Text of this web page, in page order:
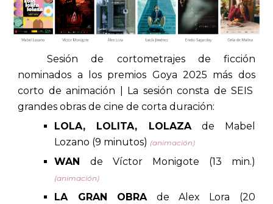
Sesión de cortometrajes de ficción
nominados a los premios Goya 2025 más dos
corto de animación | La sesión consta deSEIS
grandes obras de cine de corta duración:
LOLA, LOLITA, LOLAZA
de Mabel
Lozano (9 minutos) (animación)
WANde Víctor Monigote (13 min.)
(animación)
LA GRAN OBRA de Alex Lora (20